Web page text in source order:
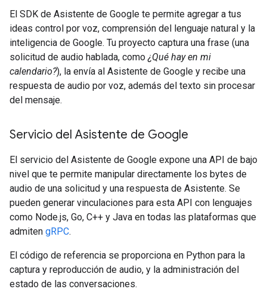
El SDK de Asistente de Google te permite agregar a tus
ideas control por voz, comprensión del lenguaje natural y la
inteligencia de Google. Tu proyecto captura una frase (una
solicitud de audio hablada, como¿Qué hay en mi
calendario?), la envía al Asistente de Google y recibe una
respuesta de audio por voz, además del texto sin procesar
del mensaje.
Servicio del Asistente de Google
El servicio del Asistente de Google expone una API de bajo
nivel que te permite manipular directamente los bytes de
audio de una solicitud y una respuesta de Asistente. Se
pueden generar vinculaciones para esta API con lenguajes
como Node.js, Go, C++ y Java en todas las plataformas que
admiten gRPC.
El código de referencia se proporciona en Python para la
captura y reproducción de audio, y la administración del
estado de las conversaciones.